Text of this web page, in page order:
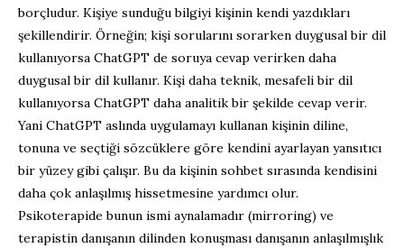
borçludur. Kişiye sunduğu bilgiyi kişinin kendi yazdıkları
şekillendirir. Örneğin; kişi sorularını sorarken duygusal bir dil
kullanıyorsa ChatGPT de soruya cevap verirken daha
duygusal bir dil kullanır. Kişi daha teknik, mesafeli bir dil
kullanıyorsa ChatGPT daha analitik bir şekilde cevap verir.
Yani ChatGPT aslında uygulamayı kullanan kişinin diline,
tonuna ve seçtiği sözcüklere göre kendini ayarlayan yansıtıcı
bir yüzey gibi çalışır. Bu da kişinin sohbet sırasında kendisini
daha çok anlaşılmış hissetmesine yardımcı olur.
Psikoterapide bunun ismi aynalamadır (mirroring) ve
terapistin danışanın dilinden konuşması danışanın anlaşılmışlık